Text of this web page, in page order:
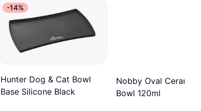
-14%
Hunter Dog & Cat Bowl
Base Silicone Black
Nobby Oval Ceramic
Bowl 120ml